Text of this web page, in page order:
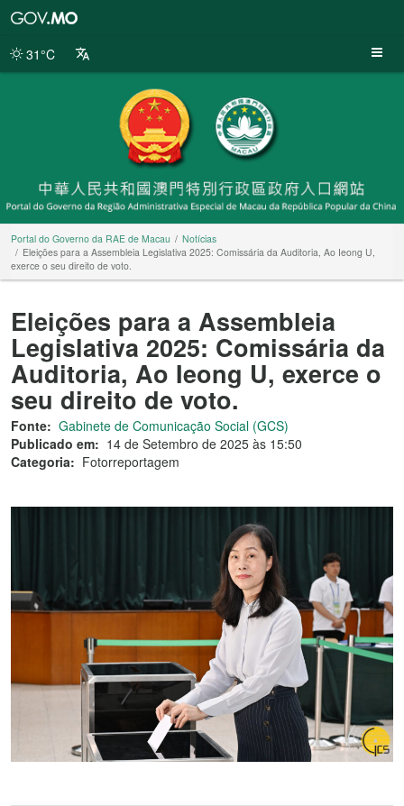
da
31°C
Portal do Governo da RAE de Macau
Notícias
Eleições para a Assembleia Legislativa 2025: Comissária da Auditoria, Ao Ieong U,
exerce o seu direito de voto.
Eleições para a Assembleia
Legislativa 2025: Comissária da
Auditoria, Ao Ieong U, exerce o
seu direito de voto.
Fonte: Gabinete de Comunicação Social (GCS)
Publicado em: 14 de Setembro de 2025 às 15:50
Categoria: Fotorreportagem